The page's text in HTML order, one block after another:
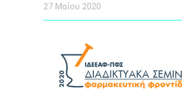
27 Μαΐου 2020